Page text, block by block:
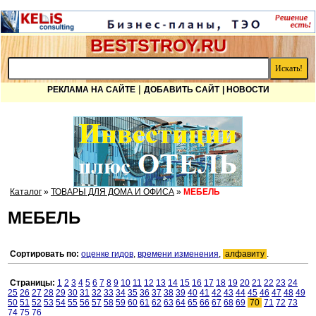
BESTSTROY.RU
РЕКЛАМА НА САЙТЕ| ДОБАВИТЬ САЙТ | НОВОСТИ
Каталог » ТОВАРЫ ДЛЯ ДОМА И ОФИСА » МЕБЕЛЬ
МЕБЕЛЬ
Сортировать по: оценке гидов, времени изменения, алфавиту .
Страницы: 1 2 3 4 5 6 7 8 9 10 11 12 13 14 15 16 17 18 19 20 21 22 23 24
25 26 27 28 29 30 31 32 33 34 35 36 37 38 39 40 41 42 43 44 45 46 47 48 49
50 51 52 53 54 55 56 57 58 59 60 61 62 63 64 65 66 67 68 69 70 71 72 73
74 75 76